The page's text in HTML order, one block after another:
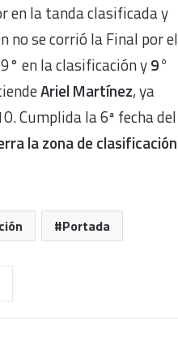
en la tanda clasificada y
no se corrió la Final por el
en la clasificación y9°
Ariel Martínez, ya
Cumplida la 6ª fecha del
la zona de clasificación
Portada